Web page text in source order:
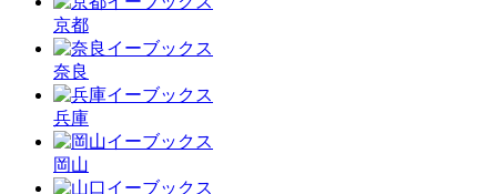
京都
奈良
兵庫
岡山